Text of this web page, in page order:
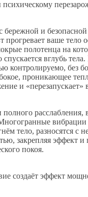
психическому
бережной и
прогревает ваше тело
полотенца на
вглубь
контролируемо, без
проникающее
и «перезапускает»
полного расслабления,
вибрации
тело, разносятся с
закрепляя эффект и
покоя.
создаёт эффект